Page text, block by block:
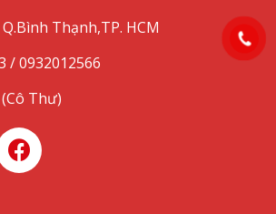
Q.Bình Thạnh,TP. HCM
/ 0932012566
Thư)